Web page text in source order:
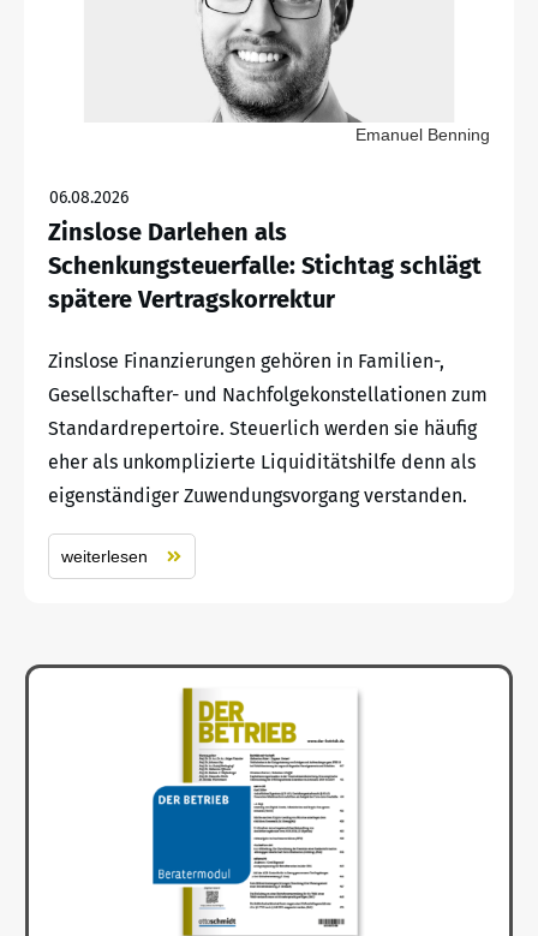
Emanuel Benning
06.08.2026
Zinslose Darlehen als
Schenkungsteuerfalle: Stichtag schlägt
spätere Vertragskorrektur
Zinslose Finanzierungen gehören in Familien-,
Gesellschafter- und Nachfolgekonstellationen zum
Standardrepertoire. Steuerlich werden sie häufig
eher als unkomplizierte Liquiditätshilfe denn als
eigenständiger Zuwendungsvorgang verstanden.
weiterlesen